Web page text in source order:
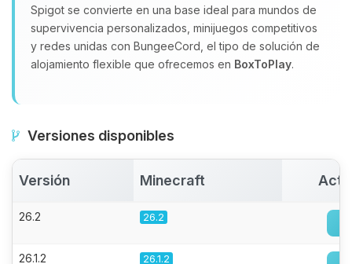
Spigot se convierte en una base ideal para mundos de
supervivencia personalizados, minijuegos competitivos
y redes unidas con BungeeCord, el tipo de solución de
alojamiento flexible que ofrecemos en BoxToPlay.
Versiones disponibles
Versión Minecraft
26.2 26.2
26.1.2 26.1.2